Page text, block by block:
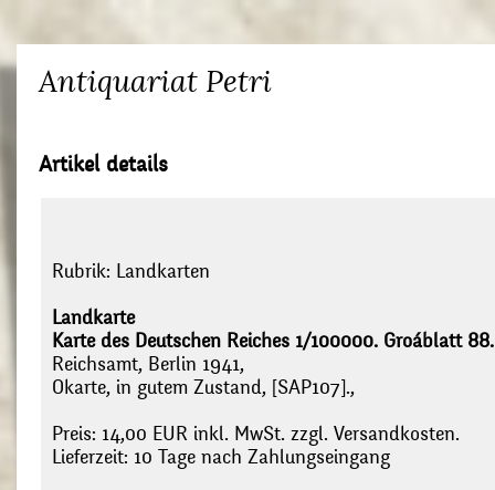
Antiquariat Petri
Artikel details
Rubrik: Landkarten
Landkarte
Karte des Deutschen Reiches 1/100000. Groáblatt
Reichsamt, Berlin 1941,
Okarte, in gutem Zustand, [SAP107].,
Preis: 14,00 EUR inkl. MwSt. zzgl. Versandkosten.
Lieferzeit: 10 Tage nach Zahlungseingang